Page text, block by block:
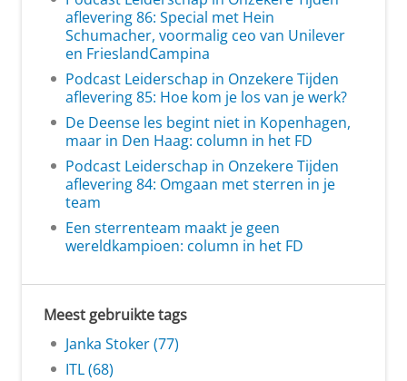
aflevering 86: Special met Hein
Schumacher, voormalig ceo van Unilever
en FrieslandCampina
Podcast Leiderschap in Onzekere Tijden
aflevering 85: Hoe kom je los van je werk?
De Deense les begint niet in Kopenhagen,
maar in Den Haag: column in het FD
Podcast Leiderschap in Onzekere Tijden
aflevering 84: Omgaan met sterren in je
team
Een sterrenteam maakt je geen
wereldkampioen: column in het FD
Meest gebruikte tags
Janka Stoker (77)
ITL (68)